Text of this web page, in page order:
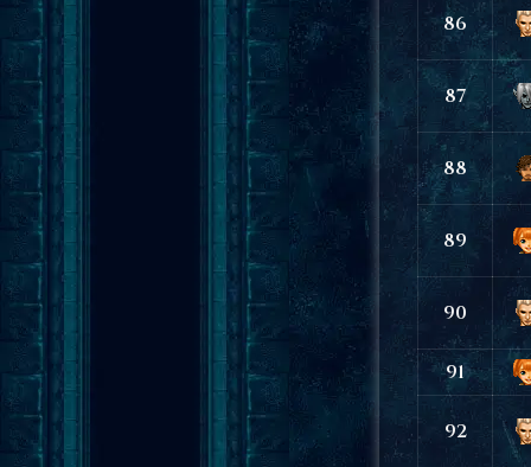
86
87
88
89
90
91
92